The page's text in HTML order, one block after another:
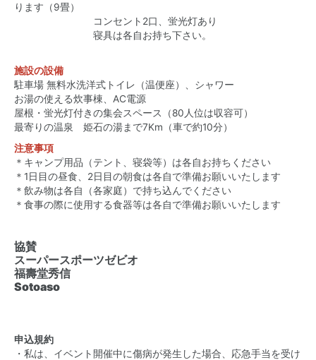
ります（9畳）
コンセント2口、蛍光灯あり
寝具は各自お持ち下さい。
施設の設備
駐車場 無料水洗洋式トイレ（温便座）、シャワー
お湯の使える炊事棟、AC電源
屋根・蛍光灯付きの集会スペース（80人位は収容可）
最寄りの温泉 姫石の湯まで7Km（車で約10分）
注意事項
＊キャンプ用品（テント、寝袋等）は各自お持ちください
＊1日目の昼食、2日目の朝食は各自で準備お願いいたします
＊飲み物は各自（各家庭）で持ち込んでください
＊食事の際に使用する食器等は各自で準備お願いいたします
協賛
スーパースポーツゼビオ
福壽堂秀信
Sotoaso
申込規約
・私は、イベント開催中に傷病が発生した場合、応急手当を受け